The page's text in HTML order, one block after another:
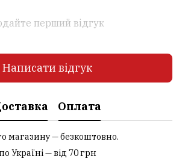
перший відгук
Написати відгук
Оплата
магазину — безкоштовно.
Україні — від 70 грн